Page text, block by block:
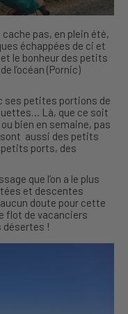
cache pas, en plein été,
échappées de ci et
le bonheur des petits
l’océan (Pornic)
ses petites portions de
Là, que ce soit
bien en semaine, pas
sont aussi des petits
ports, des
que l’on a le plus
et descentes
doute pour cette
flot de vacanciers
désertes !